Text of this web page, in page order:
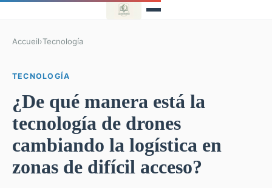
Accueil›Tecnología
TECNOLOGÍA
¿De qué manera está la
tecnología de drones
cambiando la logística en
zonas de difícil acceso?